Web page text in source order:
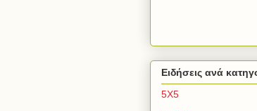
Ειδήσεις ανά
5Χ5